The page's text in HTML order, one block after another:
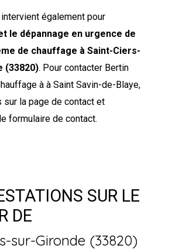
également pour
le dépannage en urgence de
de chauffage à Saint-Ciers-
(33820). Pour contacter Bertin
à à Saint Savin-de-Blaye,
sur la page de contact et
formulaire de contact.
SUR LE
DE
sur-Gironde (33820)